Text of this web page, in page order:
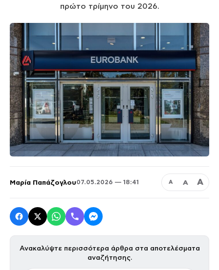
πρώτο τρίμηνο του 2026.
Μαρία Παπάζογλου07.05.2026 — 18:41 Α Α Α
Ανακαλύψτε περισσότερα άρθρα στα αποτελέσματα
αναζήτησης.